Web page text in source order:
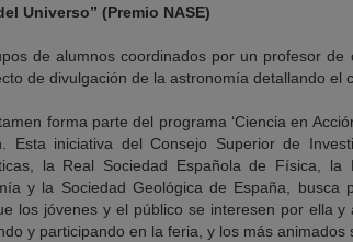
Universo” (Premio NASE)
de alumnos coordinados por un profesor
de divulgación de la astronomía detallando el
forma parte del programa ‘Ciencia en
Esta iniciativa del Consejo Superior de
la Real Sociedad Española de Física,
y la Sociedad Geológica de España,
los jóvenes y el público se interesen por ella
y participando en la feria, y los más animados